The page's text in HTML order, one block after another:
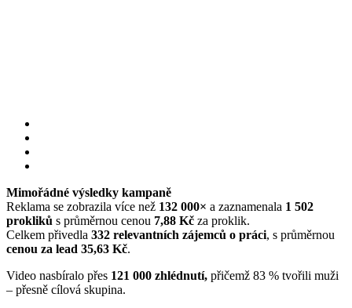
Mimořádné výsledky kampaně
Reklama se zobrazila více než 132 000× a zaznamenala 1 502
prokliků s průměrnou cenou 7,88 Kč za proklik.
Celkem přivedla 332 relevantních zájemců o práci, s průměrnou
cenou za lead 35,63 Kč.
Video nasbíralo přes 121 000 zhlédnutí, přičemž 83 % tvořili muži
– přesně cílová skupina.